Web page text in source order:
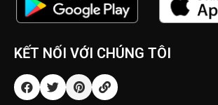
KẾT NỐI VỚI CHÚNG TÔI